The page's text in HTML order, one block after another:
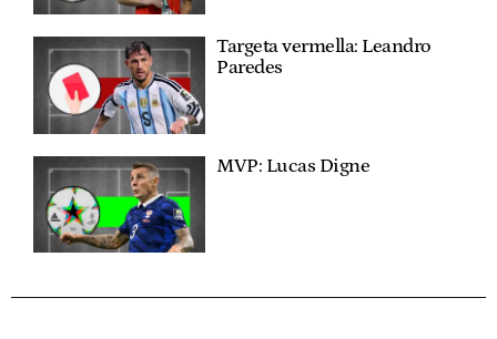
Targeta vermella: Leandro
Paredes
MVP: Lucas Digne